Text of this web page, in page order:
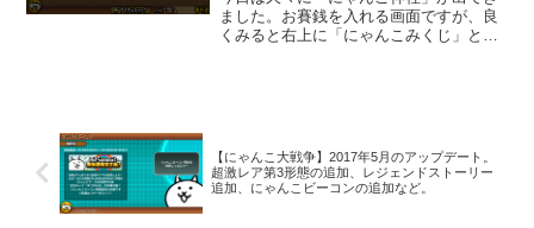
ました。お賽銭を入れる画面ですが、良
くみると右上に「にゃんこみくじ」とい
【にゃんこ大戦争】2017年5月のアップデート。
超激レア第3形態の追加、レジェンドストーリー
追加、にゃんこビーコンの追加など。